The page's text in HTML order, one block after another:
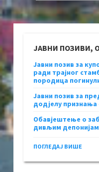
ЈАВНИ ПОЗИВИ,
Јавни позив за
ради трајног
породица
Јавни позив за
додјелу
Обавјештење о
дивљим
ПОГЛЕДАЈ ВИШЕ